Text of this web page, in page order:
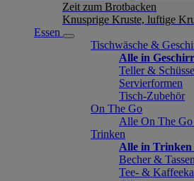
Zeit zum Brotbacken
Knusprige Kruste, luftige
Essen
Tischwäsche &
Alle in
Teller &
Servierformen
Tisch-Zubehör
On The Go
Alle On The Go
Trinken
Alle in Trinken
Becher & Tassen
Tee- &